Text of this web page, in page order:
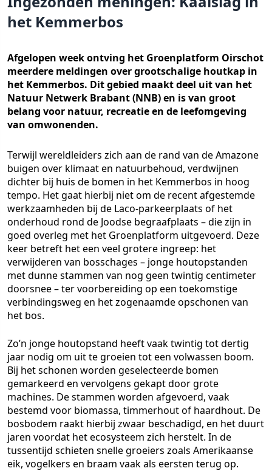
het Kemmerbos
Afgelopen week ontving het Groenplatform Oirschot
meerdere meldingen over grootschalige houtkap in
het Kemmerbos. Dit gebied maakt deel uit van het
Natuur Netwerk Brabant (NNB) en is van groot
belang voor natuur, recreatie en de leefomgeving
van omwonenden.
Terwijl wereldleiders zich aan de rand van de Amazone
buigen over klimaat en natuurbehoud, verdwijnen
dichter bij huis de bomen in het Kemmerbos in hoog
tempo. Het gaat hierbij niet om de recent afgestemde
werkzaamheden bij de Laco-parkeerplaats of het
onderhoud rond de Joodse begraafplaats – die zijn in
goed overleg met het Groenplatform uitgevoerd. Deze
keer betreft het een veel grotere ingreep: het
verwijderen van bosschages – jonge houtopstanden
met dunne stammen van nog geen twintig centimeter
doorsnee – ter voorbereiding op een toekomstige
verbindingsweg en het zogenaamde opschonen van
het bos.
Zo’n jonge houtopstand heeft vaak twintig tot dertig
jaar nodig om uit te groeien tot een volwassen boom.
Bij het schonen worden geselecteerde bomen
gemarkeerd en vervolgens gekapt door grote
machines. De stammen worden afgevoerd, vaak
bestemd voor biomassa, timmerhout of haardhout. De
bosbodem raakt hierbij zwaar beschadigd, en het duurt
jaren voordat het ecosysteem zich herstelt. In de
tussentijd schieten snelle groeiers zoals Amerikaanse
eik, vogelkers en braam vaak als eersten terug op.